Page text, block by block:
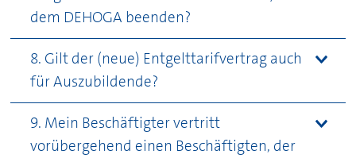
dem DEHOGA beenden?
8. Gilt der (neue) Entgelttarifvertrag auch
für Auszubildende?
9. Mein Beschäftigter vertritt
vorübergehend einen Beschäftigten, der